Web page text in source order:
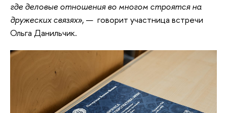
где деловые отношения во многом строятся на
дружеских связях», — говорит участница встречи
Ольга Данильчик.